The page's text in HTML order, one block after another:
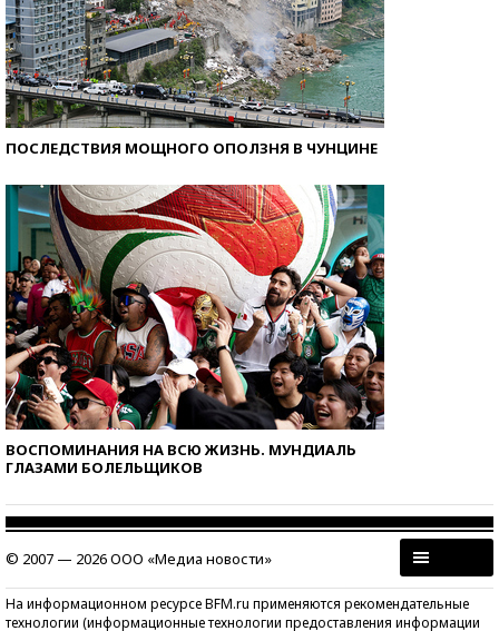
ПОСЛЕДСТВИЯ МОЩНОГО ОПОЛЗНЯ В ЧУНЦИНЕ
ВОСПОМИНАНИЯ НА ВСЮ ЖИЗНЬ. МУНДИАЛЬ
ГЛАЗАМИ БОЛЕЛЬЩИКОВ
© 2007 — 2026 ООО «Медиа новости»
На информационном ресурсе BFM.ru применяются рекомендательные
технологии (информационные технологии предоставления информации